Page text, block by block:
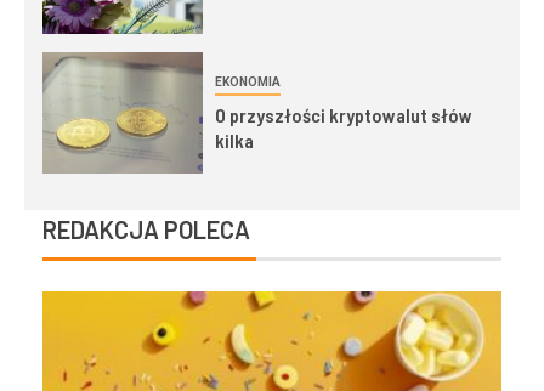
EKONOMIA
O przyszłości kryptowalut słów
kilka
REDAKCJA POLECA